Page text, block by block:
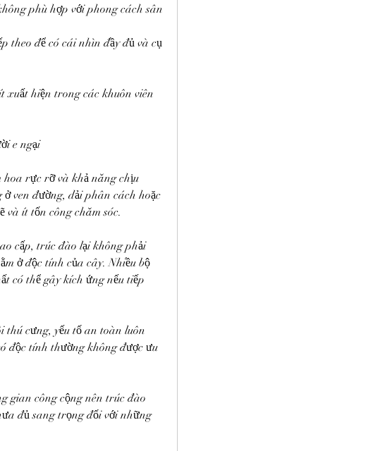
phù hợp với phong cách sân
theo để có cái nhìn đầy đủ và cụ
xuất hiện trong các khuôn viên
e ngại
hoa rực rỡ và khả năng chịu
ven đường, dải phân cách hoặc
và ít tốn công chăm sóc.
cấp, trúc đào lại không phải
ở độc tính của cây. Nhiều bộ
có thể gây kích ứng nếu tiếp
cưng, yếu tố an toàn luôn
độc tính thường không được ưu
gian công cộng nên trúc đào
đủ sang trọng đối với những